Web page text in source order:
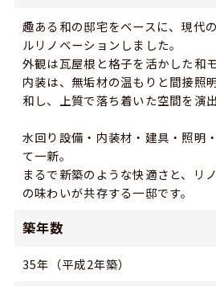
趣ある和の邸宅をベースに、現代
ルリノベーションしました。
外観は瓦屋根と格子を活かした和
内装は、無垢材の温もりと間接照
和し、上質で落ち着いた空間を演
水回り設備・内装材・建具・照明
て一新。
まるで新築のような快適さと、リ
の味わいが共存する一邸です。
築年数
35年（平成2年築）